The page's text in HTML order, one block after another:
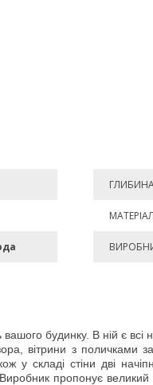
МАТЕРІАЛ
вашого будинку. В ній є всі
вітрини з
у складі стіни дві
пропонує